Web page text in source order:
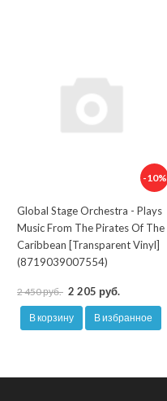
-10%
Global Stage Orchestra - Plays
Music From The Pirates Of The
Caribbean [Transparent Vinyl]
(8719039007554)
2 450 руб. 2 205 руб.
В корзину В избранное